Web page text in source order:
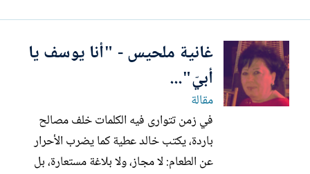
امرأة فلسطينية في غزة للمبعوث الأمريكي
ويتكوف، بلغة ساخرة أقرب إلى التلميح منها
إلى النقد الصريح، مما...
غانية ملحيس - "أنا يوسف يا
أبيّ"...
مقالة
في زمن تتوارى فيه الكلمات خلف مصالح
باردة، يكتب خالد عطية كما يضرب الأحرار
عن الطعام: لا مجاز، ولا بلاغة مستعارة، بل